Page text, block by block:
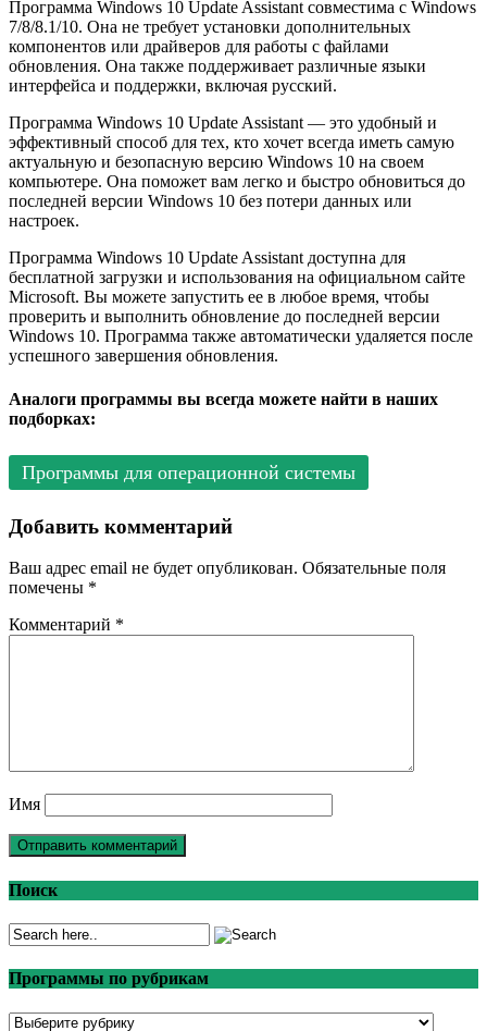
Программа Windows 10 Update Assistant совместима с Windows
7/8/8.1/10. Она не требует установки дополнительных
компонентов или драйверов для работы с файлами
обновления. Она также поддерживает различные языки
интерфейса и поддержки, включая русский.
Программа Windows 10 Update Assistant — это удобный и
эффективный способ для тех, кто хочет всегда иметь самую
актуальную и безопасную версию Windows 10 на своем
компьютере. Она поможет вам легко и быстро обновиться до
последней версии Windows 10 без потери данных или
настроек.
Программа Windows 10 Update Assistant доступна для
бесплатной загрузки и использования на официальном сайте
Microsoft. Вы можете запустить ее в любое время, чтобы
проверить и выполнить обновление до последней версии
Windows 10. Программа также автоматически удаляется после
успешного завершения обновления.
Аналоги программы вы всегда можете найти в наших
подборках:
Программы для операционной системы
Добавить комментарий
Ваш адрес email не будет опубликован. Обязательные поля
помечены *
Комментарий *
Имя
Поиск
Программы по рубрикам
Программы